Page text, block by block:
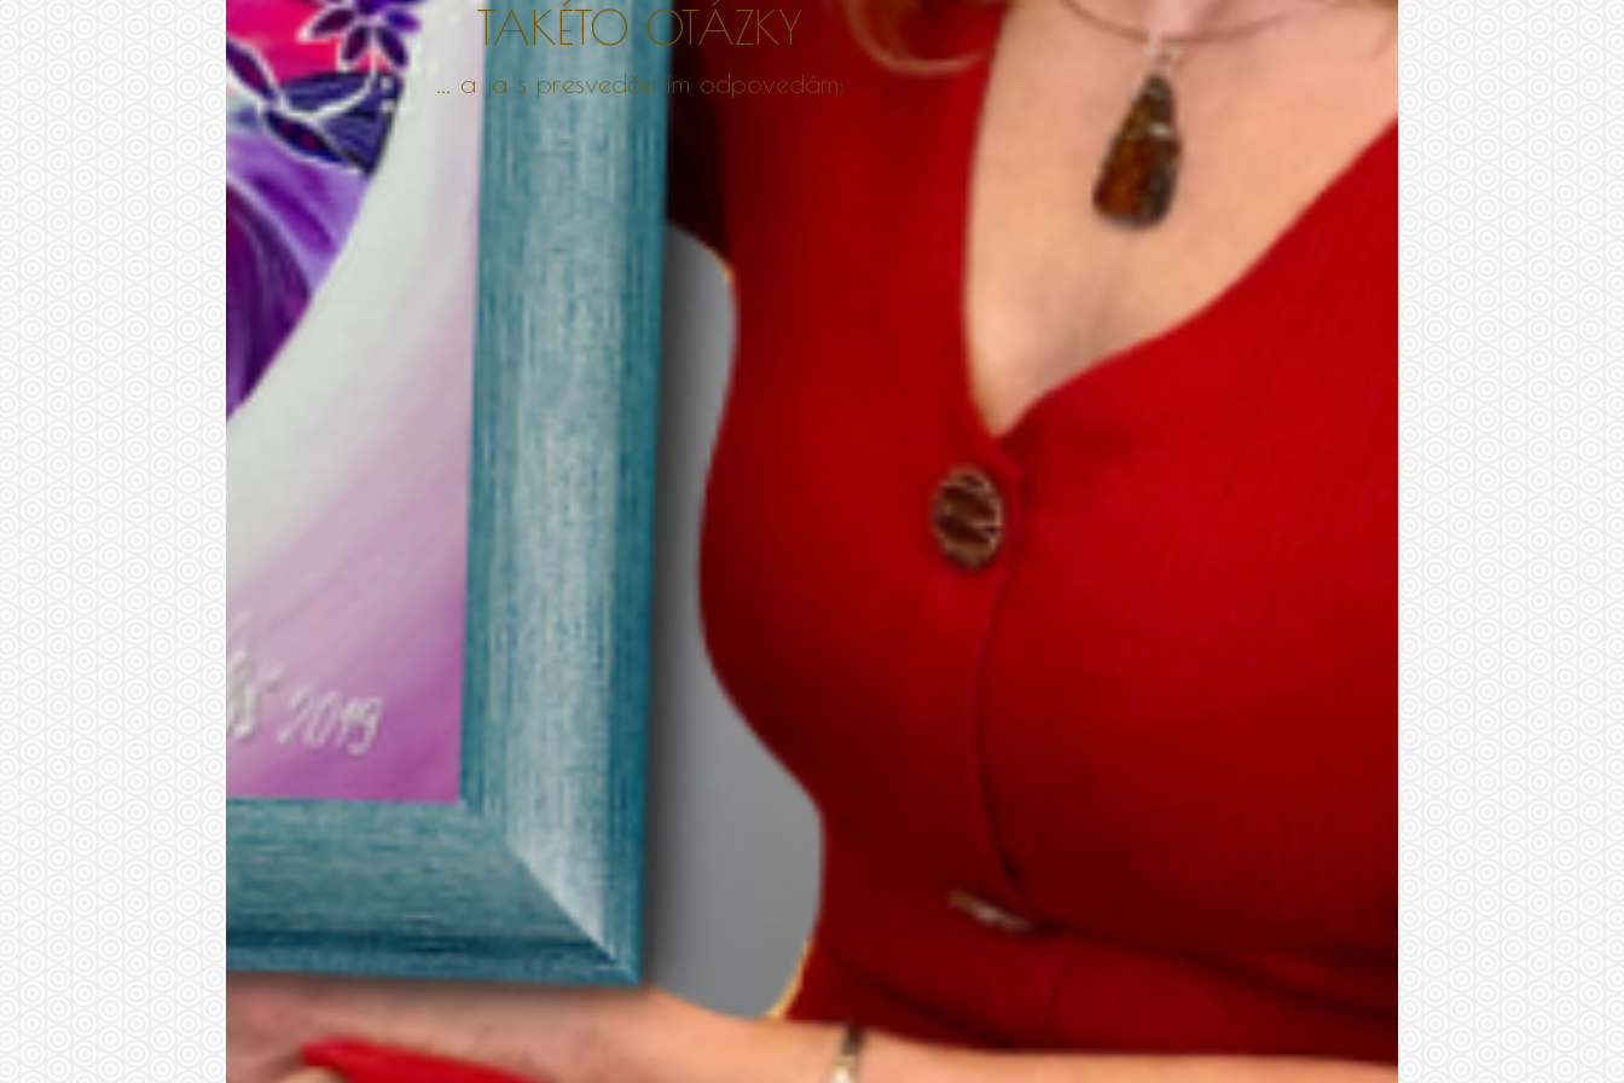
TAKÉTO OTÁZKY
... a ja s presvedčením odpovedám: